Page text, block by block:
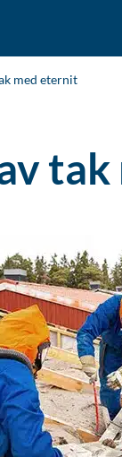
med eternit